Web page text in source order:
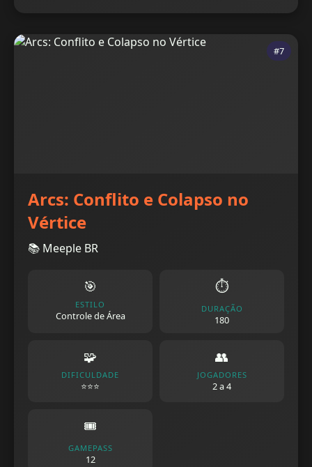
#7
Arcs: Conflito e Colapso no
Vértice
📚 Meeple BR
🎯
ESTILO
Controle de Área
⏱️
DURAÇÃO
180
🧩
DIFICULDADE
⭐⭐⭐
👥
JOGADORES
2 a 4
🎟️
GAMEPASS
12